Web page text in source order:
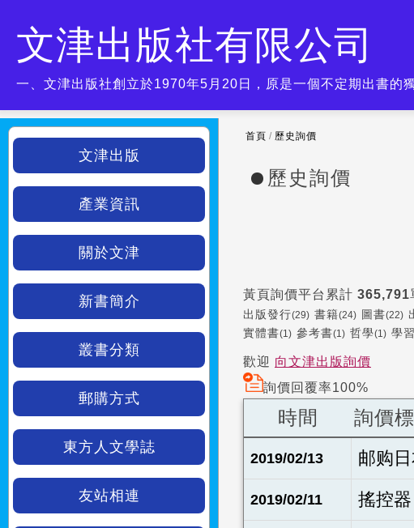
文津出版社有限公司
一、文津出版社創立於1970年5月20日，原是一個不定期出書的
首頁 / 歷史詢價
歷史詢價
黃頁詢價平台累計 365,791
出版發行(29) 書籍(24) 圖書(22)
實體書(1) 參考書(1) 哲學(1) 學習
歡迎 向文津出版詢價
詢價回覆率100%
時間 詢價
2019/02/13 邮购
2019/02/11 搖控器
文津出版
產業資訊
關於文津
新書簡介
叢書分類
郵購方式
東方人文學誌
友站相連